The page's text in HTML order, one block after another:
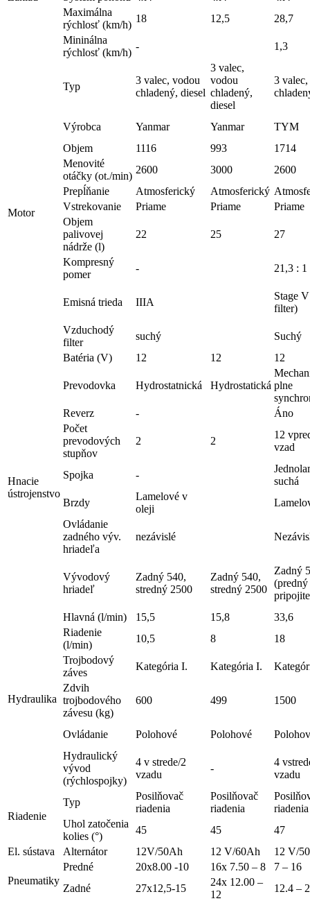
Maximálna
rýchlosť (km/h)
18 12,5
28,7
Mininálna
rýchlosť (km/h)
- 1,3
Motor
Typ
3 valec, vodou
chladený, diesel
3 valec,
vodou
chladený,
diesel
3
Výrobca Yanmar Yanmar
TYM
Objem
1116 993
1714
Menovité
otáčky (ot./min)
2600 3000
2600
Prepĺňanie
Atmosferický Atmosferický
Vstrekovanie
Priame Priame
Priame
Objem
palivovej
nádrže (l)
22 25 27
Kompresný
pomer
- 21,3 : 1
Emisná trieda IIIA
Stage
filter)
Vzduchodý
filter
suchý
Suchý
Batéria (V)
12 12 12
Hnacie
ústrojenstvo
Prevodovka Hydrostatnická Hydrostatická plne
Reverz
-
Áno
Počet
prevodových
stupňov
2 2
12
vzad
Spojka -
suchá
Brzdy
Lamelové v
oleji
Ovládanie
zadného výv.
hriadeľa
nezávislé
Vývodový
hriadeľ
Zadný 540,
stredný 2500
Zadný 540,
stredný 2500
Zadný
(predný
Hydraulika
Hlavná (l/min) 15,5 15,8
33,6
Riadenie
(l/min)
10,5 8
18
Trojbodový
záves
Kategória I. Kategória I.
Zdvih
trojbodového
závesu (kg)
600 499 1500
Ovládanie Polohové Polohové
Hydraulický
vývod
(rýchlospojky)
4 v strede/2
vzadu
-
4
vzadu
Riadenie
Typ
Posilňovač
riadenia
Posilňovač
riadenia
riadenia
Uhol zatočenia
kolies (°)
45 45
47
El. sústava
Alternátor 12V/50Ah 12 V/60Ah 12 V/
Pneumatiky
Predné 20x8.00 -10 16x 7.50 – 8
7 – 16
Zadné
27x12,5-15
24x 12.00 –
12
12.4 –